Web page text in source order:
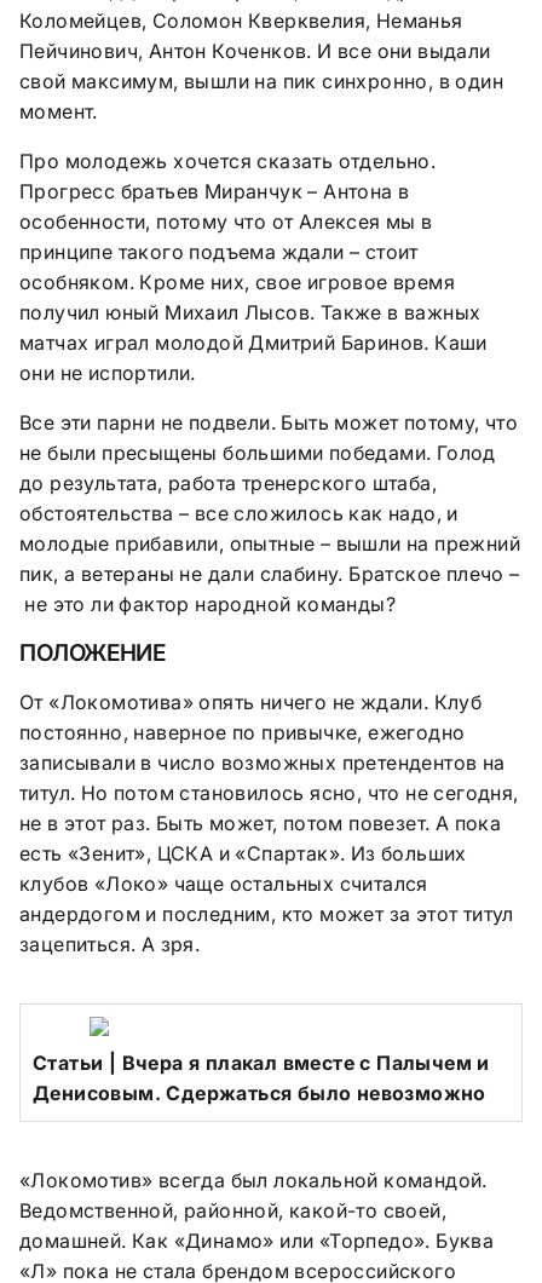
Коломейцев, Соломон Кверквелия, Неманья
Пейчинович, Антон Коченков. И все они выдали
свой максимум, вышли на пик синхронно, в один
момент.
Про молодежь хочется сказать отдельно.
Прогресс братьев Миранчук – Антона в
особенности, потому что от Алексея мы в
принципе такого подъема ждали – стоит
особняком. Кроме них, свое игровое время
получил юный Михаил Лысов. Также в важных
матчах играл молодой Дмитрий Баринов. Каши
они не испортили.
Все эти парни не подвели. Быть может потому, что
не были пресыщены большими победами. Голод
до результата, работа тренерского штаба,
обстоятельства – все сложилось как надо, и
молодые прибавили, опытные – вышли на прежний
пик, а ветераны не дали слабину. Братское плечо –
не это ли фактор народной команды?
ПОЛОЖЕНИЕ
От «Локомотива» опять ничего не ждали. Клуб
постоянно, наверное по привычке, ежегодно
записывали в число возможных претендентов на
титул. Но потом становилось ясно, что не сегодня,
не в этот раз. Быть может, потом повезет. А пока
есть «Зенит», ЦСКА и «Спартак». Из больших
клубов «Локо» чаще остальных считался
андердогом и последним, кто может за этот титул
зацепиться. А зря.
Cтатьи | Вчера я плакал вместе с Палычем и
Денисовым. Сдержаться было невозможно
«Локомотив» всегда был локальной командой.
Ведомственной, районной, какой-то своей,
домашней. Как «Динамо» или «Торпедо». Буква
«Л» пока не стала брендом всероссийского